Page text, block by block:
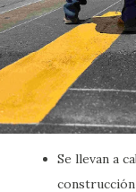
Se llevan a